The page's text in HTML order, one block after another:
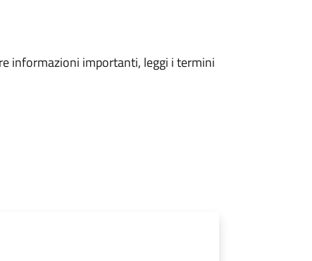
informazioni importanti, leggi i termini